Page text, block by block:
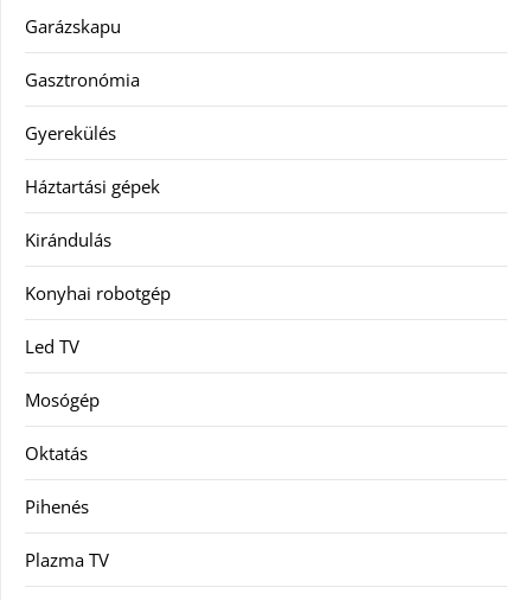
Garázskapu
Gasztronómia
Gyerekülés
Háztartási gépek
Kirándulás
Konyhai robotgép
Led TV
Mosógép
Oktatás
Pihenés
Plazma TV